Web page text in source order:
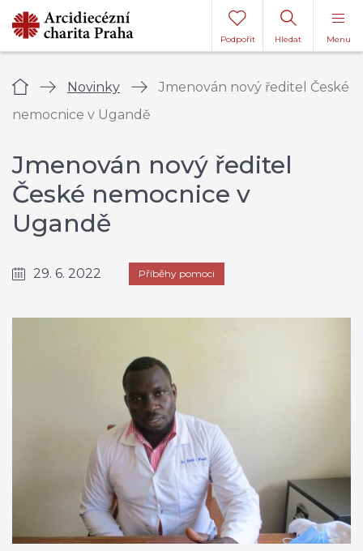
Menu
Hledat
Podpořit
Úvod Novinky
Jmenován nový ředitel České
nemocnice v Ugandě
Jmenován nový ředitel
České nemocnice v
Ugandě
29. 6. 2022 Příběhy pomoci